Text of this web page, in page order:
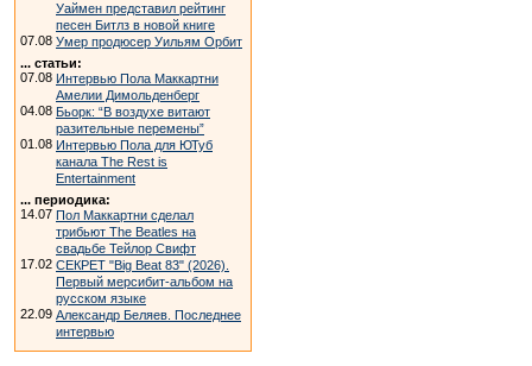
Уаймен представил рейтинг
песен Битлз в новой книге
07.08 Умер продюсер Уильям Орбит
... статьи:
07.08 Интервью Пола Маккартни
Амелии Димольденберг
04.08 Бьорк: “В воздухе витают
разительные перемены”
01.08 Интервью Пола для ЮТуб
канала The Rest is
Entertainment
... периодика:
14.07 Пол Маккартни сделал
трибьют The Beatles на
свадьбе Тейлор Свифт
17.02 СЕКРЕТ "Big Beat 83" (2026).
Первый мерсибит-альбом на
русском языке
22.09 Александр Беляев. Последнее
интервью